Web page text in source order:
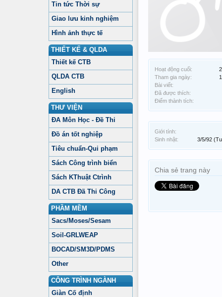
Tin tức Thời sự
Giao lưu kinh nghiệm
Hình ảnh thực tế
THIẾT KẾ & QLDA
Thiết kế CTB
QLDA CTB
English
THƯ VIỆN
ĐA Môn Học - Đề Thi
Đồ án tốt nghiệp
Tiêu chuẩn-Qui phạm
Sách Công trình biển
Sách KThuật Ctrình
DA CTB Đã Thi Công
PHẦM MỀM
Sacs/Moses/Sesam
Soil-GRLWEAP
BOCAD/SM3D/PDMS
Other
CÔNG TRÌNH NGÀNH
Giàn Cố định
Hoạt động cuối:
Tham gia ngày:
Bài viết:
Đã được thích:
Điểm thành tích:
Giới tính:
Sinh nhật:
3/5/92
Chia sẻ trang này